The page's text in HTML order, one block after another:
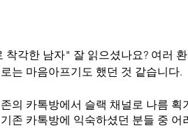
착각한 남자" 잘 읽으셨나요? 여러
는 마음아프기도 했던 것 같습니다.
의 카톡방에서 슬랙 채널로 나름 획
존 카톡방에 익숙하셨던 분들 중 어